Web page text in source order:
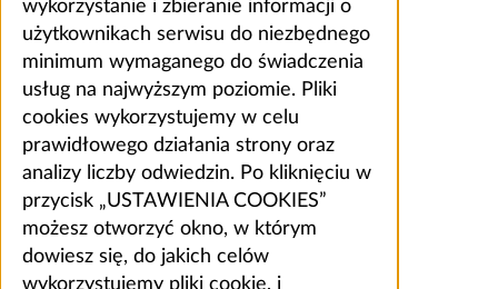
wykorzystanie i zbieranie informacji o
użytkownikach serwisu do niezbędnego
minimum wymaganego do świadczenia
usług na najwyższym poziomie. Pliki
cookies wykorzystujemy w celu
prawidłowego działania strony oraz
analizy liczby odwiedzin. Po kliknięciu w
przycisk „USTAWIENIA COOKIES”
możesz otworzyć okno, w którym
dowiesz się, do jakich celów
wykorzystujemy pliki cookie, i